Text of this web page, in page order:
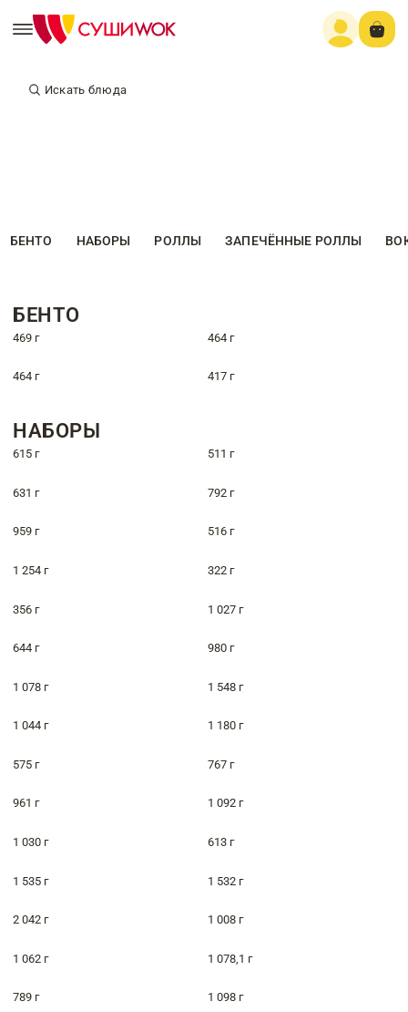
Искать блюда
БЕНТО НАБОРЫ РОЛЛЫ ЗАПЕЧЁННЫЕ РОЛЛЫ
БЕНТО
469 г 464 г
464 г 417 г
НАБОРЫ
615 г 511 г
631 г 792 г
959 г 516 г
1 254 г 322 г
356 г 1 027 г
644 г 980 г
1 078 г 1 548 г
1 044 г 1 180 г
575 г 767 г
961 г 1 092 г
1 030 г 613 г
1 535 г 1 532 г
2 042 г 1 008 г
1 062 г 1 078,1 г
789 г 1 098 г